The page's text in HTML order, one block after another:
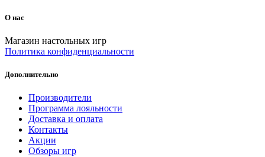
О нас
Магазин настольных игр
Политика конфиденциальности
Дополнительно
Производители
Программа лояльности
Доставка и оплата
Контакты
Акции
Обзоры игр